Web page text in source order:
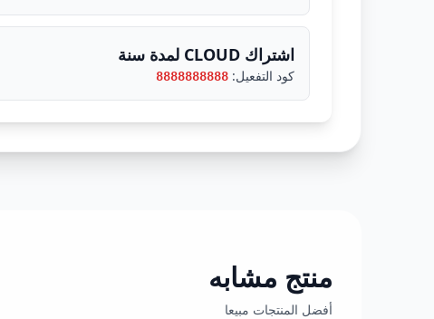
اشتراك CLOUD لمدة سنة
كود التفعيل: 8888888888
منتج مشابه
أفضل المنتجات مبيعا